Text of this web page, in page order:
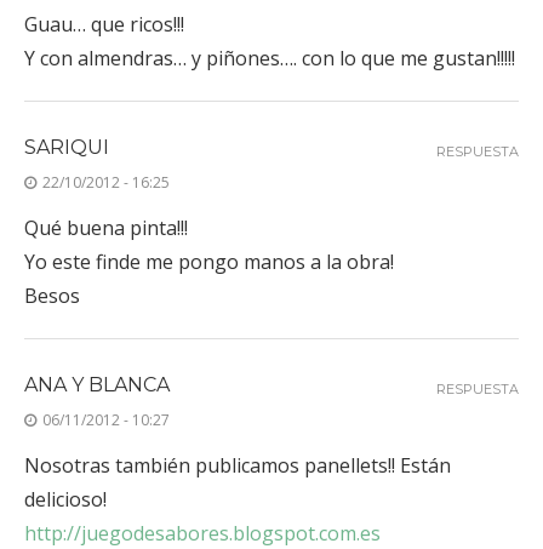
Guau… que ricos!!!
Y con almendras… y piñones…. con lo que me gustan!!!!!
SARIQUI
22/10/2012 - 16:25
Qué buena pinta!!!
Yo este finde me pongo manos a la obra!
Besos
RESPUESTA
ANA Y BLANCA
06/11/2012 - 10:27
Nosotras también publicamos panellets!! Están
delicioso!
http://juegodesabores.blogspot.com.es
RESPUESTA